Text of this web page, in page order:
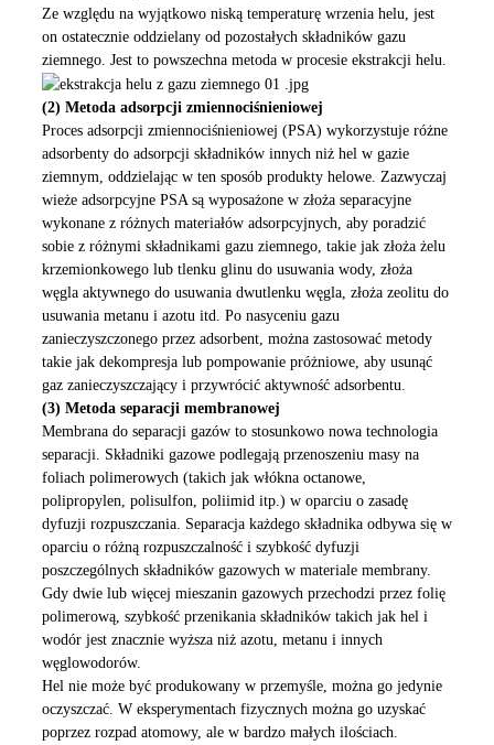
Ze względu na wyjątkowo niską temperaturę wrzenia helu, jest
on ostatecznie oddzielany od pozostałych składników gazu
ziemnego. Jest to powszechna metoda w procesie ekstrakcji helu.
(2) Metoda adsorpcji zmiennociśnieniowej
Proces adsorpcji zmiennociśnieniowej (PSA) wykorzystuje różne
adsorbenty do adsorpcji składników innych niż hel w gazie
ziemnym, oddzielając w ten sposób produkty helowe. Zazwyczaj
wieże adsorpcyjne PSA są wyposażone w złoża separacyjne
wykonane z różnych materiałów adsorpcyjnych, aby poradzić
sobie z różnymi składnikami gazu ziemnego, takie jak złoża żelu
krzemionkowego lub tlenku glinu do usuwania wody, złoża
węgla aktywnego do usuwania dwutlenku węgla, złoża zeolitu do
usuwania metanu i azotu itd. Po nasyceniu gazu
zanieczyszczonego przez adsorbent, można zastosować metody
takie jak dekompresja lub pompowanie próżniowe, aby usunąć
gaz zanieczyszczający i przywrócić aktywność adsorbentu.
(3) Metoda separacji membranowej
Membrana do separacji gazów to stosunkowo nowa technologia
separacji. Składniki gazowe podlegają przenoszeniu masy na
foliach polimerowych (takich jak włókna octanowe,
polipropylen, polisulfon, poliimid itp.) w oparciu o zasadę
dyfuzji rozpuszczania. Separacja każdego składnika odbywa się w
oparciu o różną rozpuszczalność i szybkość dyfuzji
poszczególnych składników gazowych w materiale membrany.
Gdy dwie lub więcej mieszanin gazowych przechodzi przez folię
polimerową, szybkość przenikania składników takich jak hel i
wodór jest znacznie wyższa niż azotu, metanu i innych
węglowodorów.
Hel nie może być produkowany w przemyśle, można go jedynie
oczyszczać. W eksperymentach fizycznych można go uzyskać
poprzez rozpad atomowy, ale w bardzo małych ilościach.